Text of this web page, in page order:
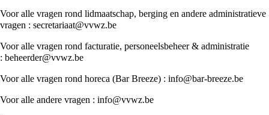
Voor alle vragen rond lidmaatschap, berging en andere administratieve
vragen : secretariaat@vvwz.be
Voor alle vragen rond facturatie, personeelsbeheer & administratie
: beheerder@vvwz.be
Voor alle vragen rond horeca (Bar Breeze) : info@bar-breeze.be
Voor alle andere vragen : info@vvwz.be